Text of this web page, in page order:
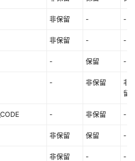
非保留 - -
非保留 - -
- 保留 -
- 非保留
非
留
- 非保留 -
非保留 保留 -
非保留 - -